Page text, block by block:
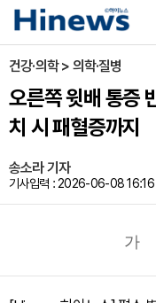
건강·의학 > 의학·질병
오른쪽 윗배 통증
치 시 패혈증까지
송소라 기자
기사입력 : 2026-06-08 16:16
가